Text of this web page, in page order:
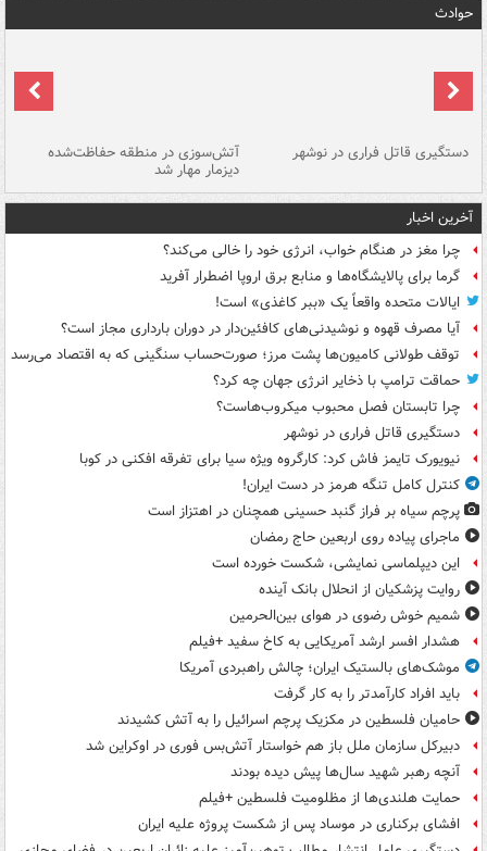
حوادث
دستگیری قاتل فراری در نوشهر آتش‌سوزی در منطقه حفاظت‌شده
دیزمار مهار شد
آخرین اخبار
چرا مغز در هنگام خواب، انرژی خود را خالی می‌کند؟
گرما برای پالایشگاه‌ها و منابع برق اروپا اضطرار آفرید
ایالات متحده واقعاً یک «ببر کاغذی» است!
آیا مصرف قهوه و نوشیدنی‌های کافئین‌دار در دوران بارداری مجاز است؟
توقف طولانی کامیون‌ها پشت مرز؛ صورت‌حساب سنگینی که به اقتصاد می‌رسد
حماقت ترامپ با ذخایر انرژی جهان چه کرد؟
چرا تابستان فصل محبوب میکروب‌هاست؟
دستگیری قاتل فراری در نوشهر
نیویورک تایمز فاش کرد: کارگروه ویژه سیا برای تفرقه افکنی در کوبا
کنترل کامل تنگه هرمز در دست ایران!
پرچم سیاه بر فراز گنبد حسینی همچنان در اهتزاز است
ماجرای پیاده روی اربعین حاج رمضان
این دیپلماسی نمایشی، شکست خورده است
روایت پزشکیان از انحلال بانک آینده
شمیم خوش رضوی در هوای بین‌الحرمین
هشدار افسر ارشد آمریکایی به کاخ سفید +فیلم
موشک‌های بالستیک ایران؛ چالش راهبردی آمریکا
باید افراد کارآمدتر را به کار گرفت
حامیان فلسطین در مکزیک پرچم اسرائیل را به آتش کشیدند
دبیرکل سازمان ملل باز هم خواستار آتش‌بس فوری در اوکراین شد
آنچه رهبر شهید سال‌ها پیش دیده بودند
حمایت هلندی‌ها از مظلومیت فلسطین +فیلم
افشای برکناری در موساد پس از شکست پروژه علیه ایران